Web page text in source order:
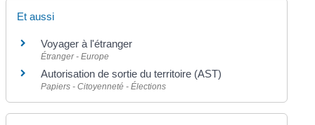
Et aussi
Voyager à l'étranger
Étranger - Europe
Autorisation de sortie du territoire (AST)
Papiers - Citoyenneté - Élections